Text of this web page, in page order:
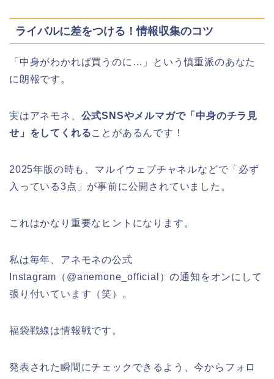
ライバルに差をつける！情報収集のコツ
「中身がわかれば買うのに…」という慎重派のあなた
に朗報です。
実はアネモネ、 公式SNSやメルマガで「中身のチラ見
せ」をしてくれることがあるんです！
2025年版の時も、マルイウェブチャネルなどで「必ず
入っている3点」が事前に公開されていました。
これはかなり重要なヒントになります。
私は毎年、アネモネの公式
Instagram（@anemone_official）の通知をオンにして
張り付いています（笑）。
福袋戦線は情報戦です。
発表された瞬間にチェックできるよう、今からフォロ